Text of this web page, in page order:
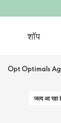
शॉप
Opt Optimals
जल्द आ रहा